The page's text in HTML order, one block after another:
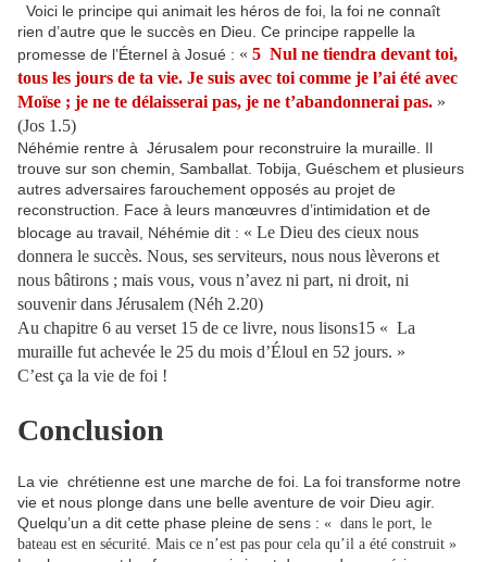
Voici le principe qui animait les héros de foi, la foi ne connaît
rien d’autre que le succès en Dieu. Ce principe rappelle la
promesse de l’Éternel à Josué : « 5 Nul ne tiendra devant toi,
tous les jours de ta vie. Je suis avec toi comme je l’ai été avec
Moïse ; je ne te délaisserai pas, je ne t’abandonnerai pas. »
(Jos 1.5)
Néhémie rentre à Jérusalem pour reconstruire la muraille. Il
trouve sur son chemin, Samballat. Tobija, Guéschem et plusieurs
autres adversaires farouchement opposés au projet de
reconstruction. Face à leurs manœuvres d’intimidation et de
blocage au travail, Néhémie dit : « Le Dieu des cieux nous
donnera le succès. Nous, ses serviteurs, nous nous lèverons et
nous bâtirons ; mais vous, vous n’avez ni part, ni droit, ni
souvenir dans Jérusalem (Néh 2.20)
Au chapitre 6 au verset 15 de ce livre, nous lisons15 « La
muraille fut achevée le 25 du mois d’Éloul en 52 jours. »
C’est ça la vie de foi !
Conclusion
La vie chrétienne est une marche de foi. La foi transforme notre
vie et nous plonge dans une belle aventure de voir Dieu agir.
Quelqu’un a dit cette phase pleine de sens : « dans le port, le
bateau est en sécurité. Mais ce n’est pas pour cela qu’il a été construit »